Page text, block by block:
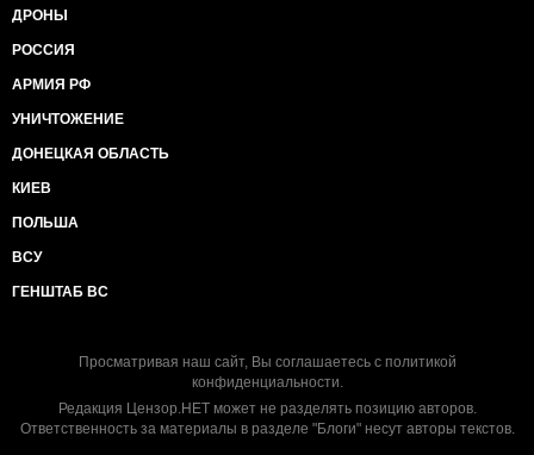
ДРОНЫ
РОССИЯ
АРМИЯ РФ
УНИЧТОЖЕНИЕ
ДОНЕЦКАЯ ОБЛАСТЬ
КИЕВ
ПОЛЬША
ВСУ
ГЕНШТАБ ВС
Просматривая наш сайт, Вы соглашаетесь с политикой
конфиденциальности.
Редакция Цензор.НЕТ может не разделять позицию авторов.
Ответственность за материалы в разделе "Блоги" несут авторы текстов.